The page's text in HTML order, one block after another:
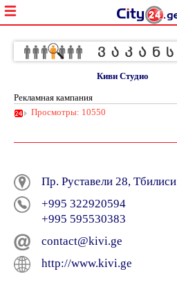
Киви Студио
Рекламная кампания
Просмотры: 10550
Пр. Руставели 28, Тбилиси
+995 322920594
+995 595530383
contact@kivi.ge
http://www.kivi.ge